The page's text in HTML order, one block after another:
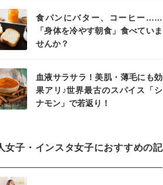
食パンにバター、コーヒー……
「身体を冷やす朝食」食べていま
せんか？
血液サラサラ！美肌・薄毛にも効
果アリ♪世界最古のスパイス「シ
ナモン」で若返り！
女子・インスタ女子におすすめの記